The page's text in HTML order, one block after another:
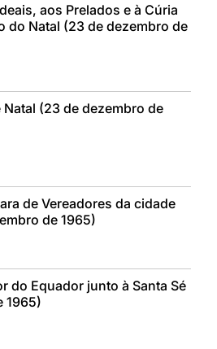
aos Prelados e à Cúria
do Natal (23 de dezembro de
Natal (23 de dezembro de
de Vereadores da cidade
de 1965)
do Equador junto à Santa Sé
1965)